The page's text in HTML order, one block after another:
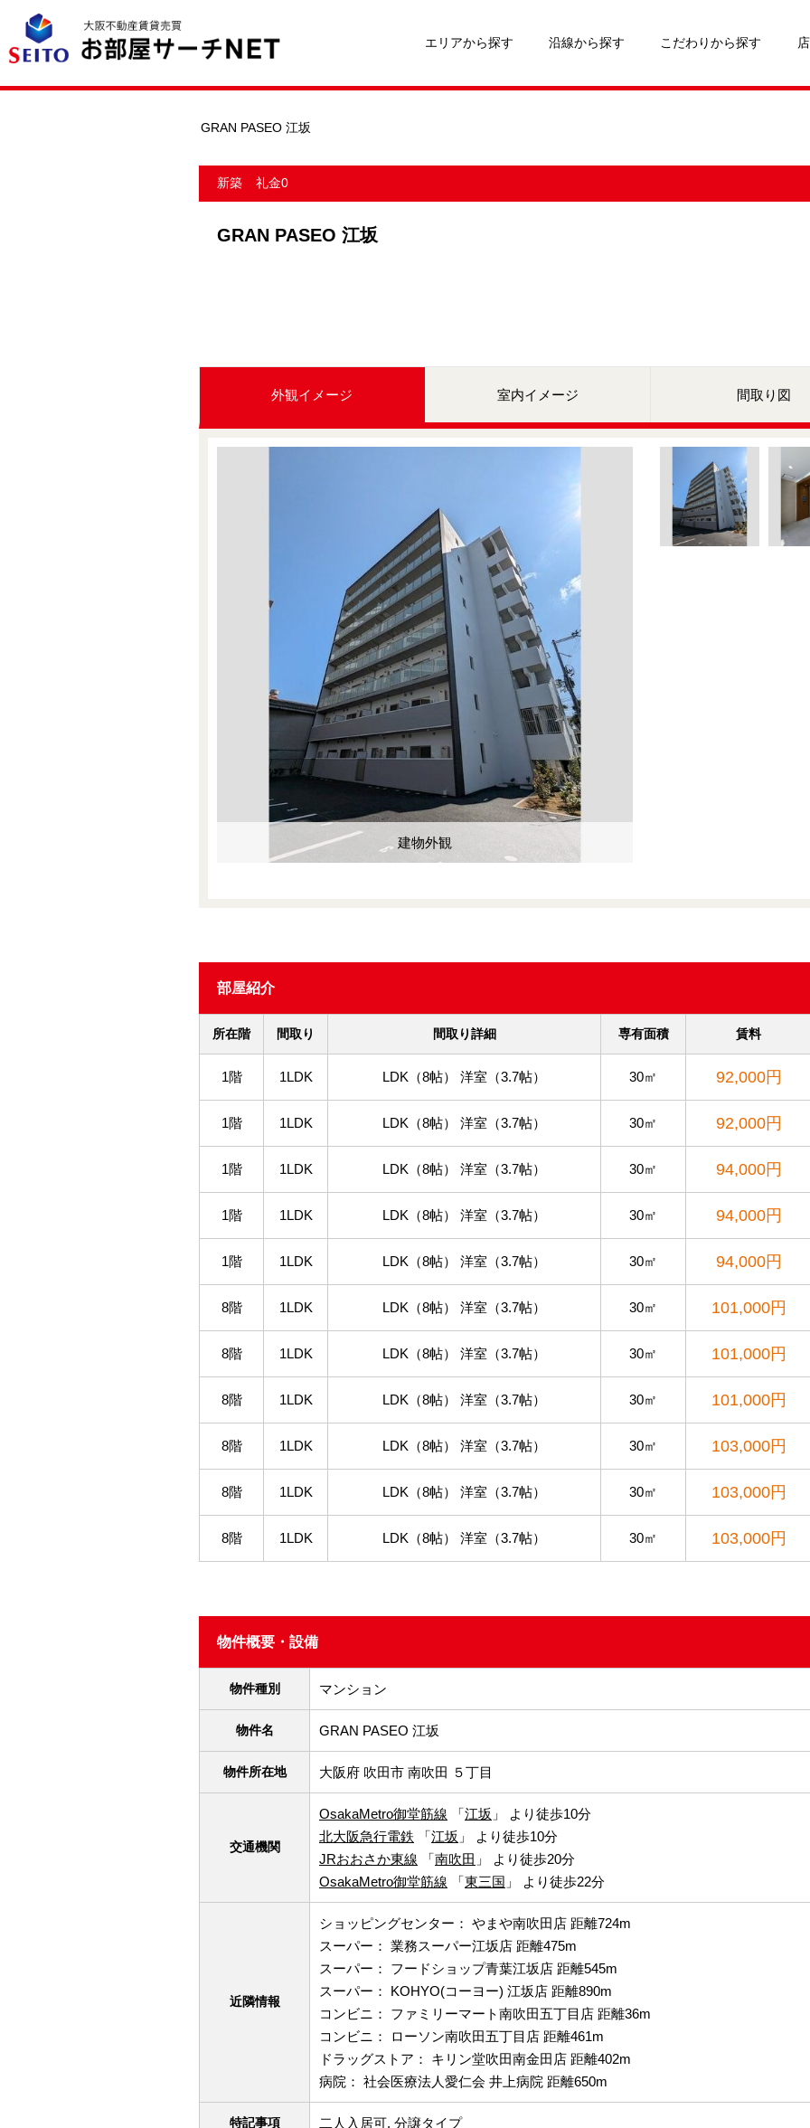
エリアから探す 沿線から探す こだわりから探す
GRAN PASEO 江坂
新築 礼金0
GRAN PASEO 江坂
外観イメージ 室内イメージ 間取り図
建物外観
部屋紹介
所在階 間取り 間取り詳細 専有面積 賃料
1階 1LDK LDK（8帖） 洋室（3.7帖） 30㎡ 92,000円
1階 1LDK LDK（8帖） 洋室（3.7帖） 30㎡ 92,000円
1階 1LDK LDK（8帖） 洋室（3.7帖） 30㎡ 94,000円
1階 1LDK LDK（8帖） 洋室（3.7帖） 30㎡ 94,000円
1階 1LDK LDK（8帖） 洋室（3.7帖） 30㎡ 94,000円
8階 1LDK LDK（8帖） 洋室（3.7帖） 30㎡ 101,000円
8階 1LDK LDK（8帖） 洋室（3.7帖） 30㎡ 101,000円
8階 1LDK LDK（8帖） 洋室（3.7帖） 30㎡ 101,000円
8階 1LDK LDK（8帖） 洋室（3.7帖） 30㎡ 103,000円
8階 1LDK LDK（8帖） 洋室（3.7帖） 30㎡ 103,000円
8階 1LDK LDK（8帖） 洋室（3.7帖） 30㎡ 103,000円
物件概要・設備
物件種別 マンション
物件名 GRAN PASEO 江坂
物件所在地 大阪府 吹田市 南吹田 ５丁目
交通機関
OsakaMetro御堂筋線 「江坂 」 より徒歩10分
北大阪急行電鉄 「江坂 」 より徒歩10分
JRおおさか東線 「南吹田 」 より徒歩20分
OsakaMetro御堂筋線 「東三国 」 より徒歩22分
近隣情報
ショッピングセンター： やまや南吹田店 距離724m
スーパー： 業務スーパー江坂店 距離475m
スーパー： フードショップ青葉江坂店 距離545m
スーパー： KOHYO(コーヨー) 江坂店 距離890m
コンビニ： ファミリーマート南吹田五丁目店 距離36m
コンビニ： ローソン南吹田五丁目店 距離461m
ドラッグストア： キリン堂吹田南金田店 距離402m
病院： 社会医療法人愛仁会 井上病院 距離650m
特記事項 二人入居可, 分譲タイプ